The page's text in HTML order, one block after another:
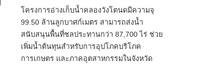
โครงการอ่างเก็บน้ำคลองวังโตนดมีความจุ
99.50 ล้านลูกบาศก์เมตร สามารถส่งน้ำ
สนับสนุนพื้นที่ชลประทานกว่า 87,700 ไร่ ช่วย
เพิ่มน้ำต้นทุนสำหรับการอุปโภคบริโภค
การเกษตร และภาคอุตสาหกรรมในจังหวัด